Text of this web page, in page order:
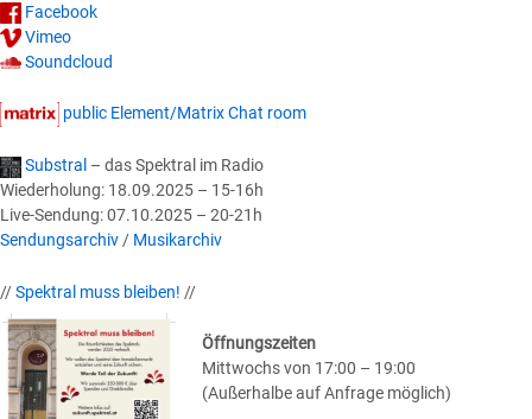
Facebook
Vimeo
Soundcloud
public Element/Matrix Chat room
Substral – das Spektral im Radio
Wiederholung: 18.09.2025 – 15-16h
Live-Sendung: 07.10.2025 – 20-21h
Sendungsarchiv/ Musikarchiv
//Spektral muss bleiben! //
Öffnungszeiten
Mittwochs von 17:00 – 19:00
(Außerhalbe auf Anfrage möglich)